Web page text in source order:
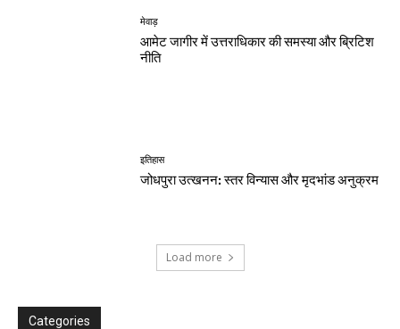
मेवाड़
आमेट जागीर में उत्तराधिकार की समस्या और ब्रिटिश
नीति
इतिहास
जोधपुरा उत्खनन: स्तर विन्यास और मृदभांड अनुक्रम
Load more
Categories